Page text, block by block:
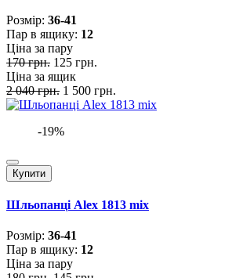
Розмiр: 36-41
Пар в ящику: 12
Ціна за пару
170 грн. 125 грн.
Ціна за ящик
2 040 грн. 1 500 грн.
-19%
Купити
Шльопанці Alex 1813 mix
Розмiр: 36-41
Пар в ящику: 12
Ціна за пару